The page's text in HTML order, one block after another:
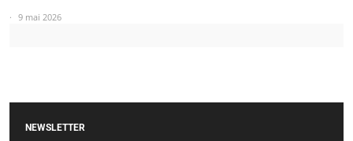
9 mai 2026
NEWSLETTER